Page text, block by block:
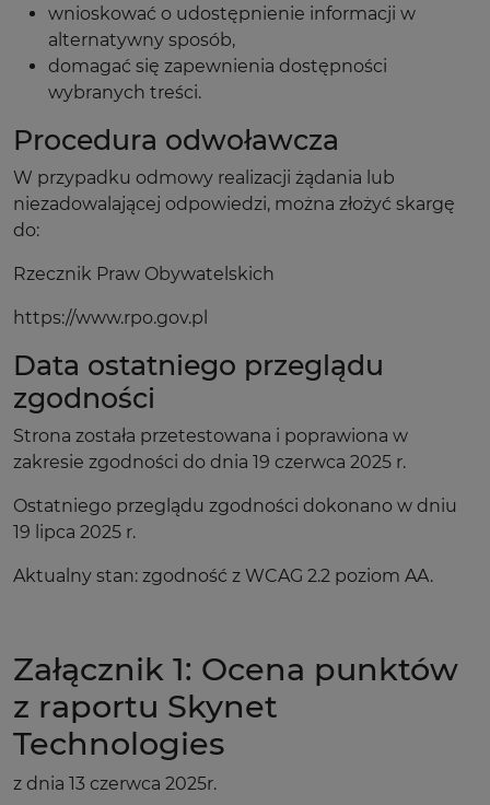
wnioskować o udostępnienie informacji w
alternatywny sposób,
domagać się zapewnienia dostępności
wybranych treści.
Procedura odwoławcza
W przypadku odmowy realizacji żądania lub
niezadowalającej odpowiedzi, można złożyć skargę
do:
Rzecznik Praw Obywatelskich
https://www.rpo.gov.pl
Data ostatniego przeglądu
zgodności
Strona została przetestowana i poprawiona w
zakresie zgodności do dnia 19 czerwca 2025 r.
Ostatniego przeglądu zgodności dokonano w dniu
19 lipca 2025 r.
Aktualny stan: zgodność z WCAG 2.2 poziom AA.
Załącznik 1: Ocena punktów
z raportu Skynet
Technologies
z dnia 13 czerwca 2025r.